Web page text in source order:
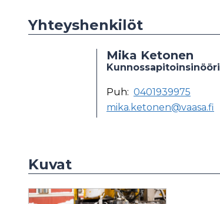
Yhteyshenkilöt
Mika Ketonen
Kunnossapitoinsinööri
Puh: 0401939975
mika.ketonen@vaasa.fi
Kuvat